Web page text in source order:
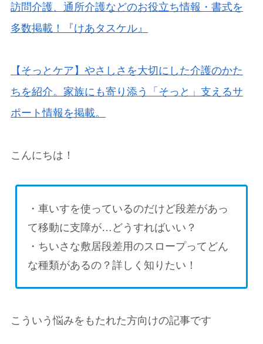
訪問介護、通所介護などのお役立ち情報・書式を
多数掲載！『けあタスケル』
【そっとケア】やさしさを大切にした介護のかた
ちを紹介。家族にも寄り添う「そっと」支えるサ
ポート情報を掲載。
こんにちは！
・車いすを使っているのだけど段差があっ
て移動に支障が…どうすればいい？
・ちいさな敷居段差用のスロープってどん
な種類があるの？詳しく知りたい！
こういう悩みをもたれた方向けの記事です